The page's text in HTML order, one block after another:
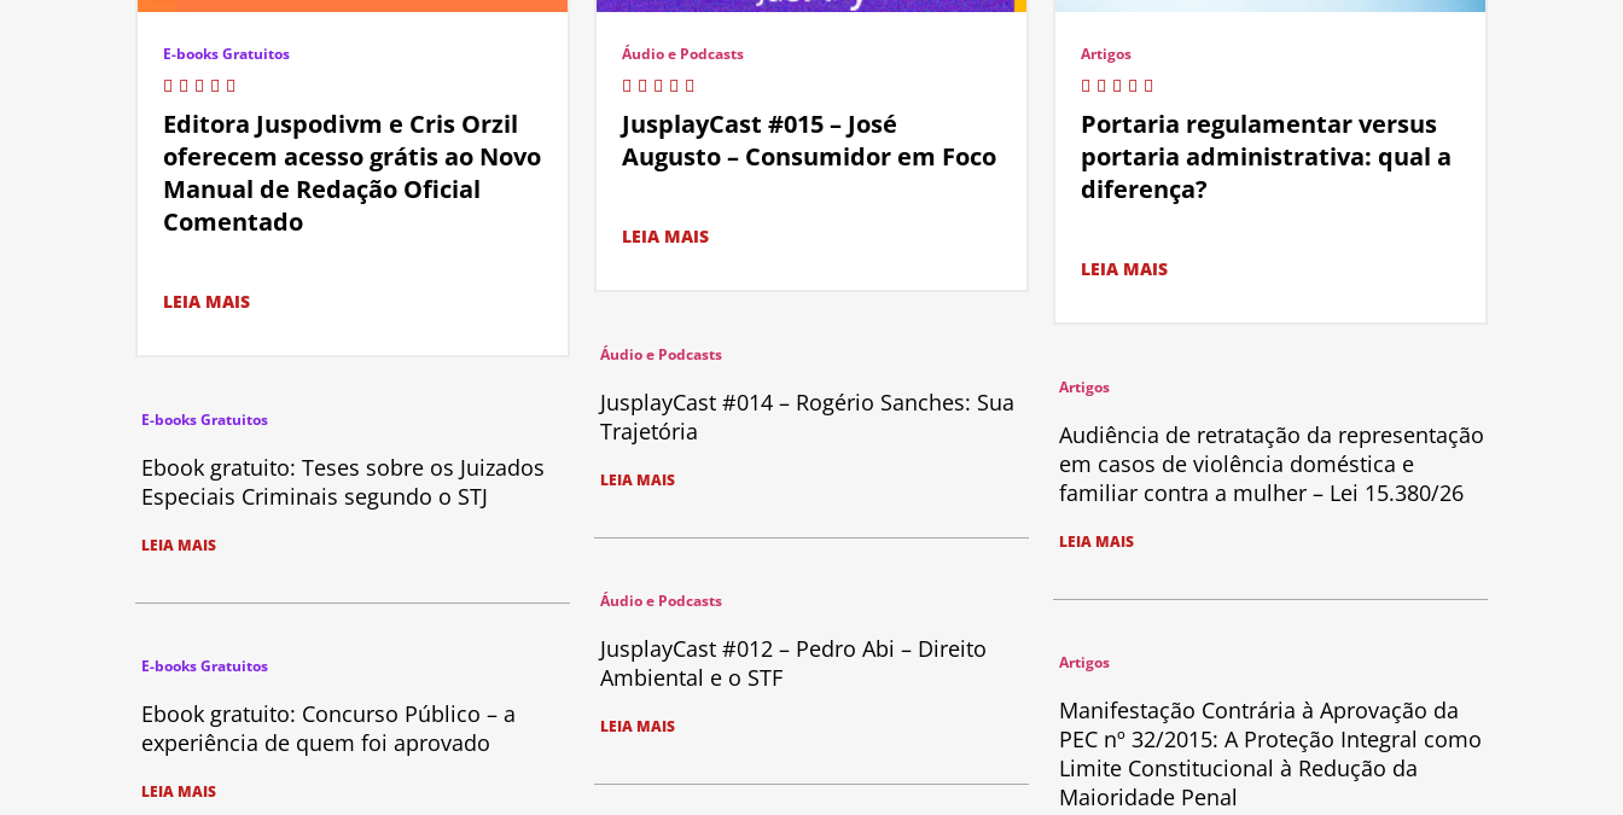
E-books Gratuitos
Editora Juspodivm e Cris Orzil
oferecem acesso grátis ao Novo
Manual de Redação Oficial
Comentado
LEIA MAIS
E-books Gratuitos
Ebook gratuito: Teses sobre os Juizados
Especiais Criminais segundo o STJ
LEIA MAIS
E-books Gratuitos
Ebook gratuito: Concurso Público – a
experiência de quem foi aprovado
LEIA MAIS
Áudio e Podcasts
JusplayCast #015 – José
Augusto – Consumidor em Foco
LEIA MAIS
Áudio e Podcasts
JusplayCast #014 – Rogério Sanches: Sua
Trajetória
LEIA MAIS
Áudio e Podcasts
JusplayCast #012 – Pedro Abi – Direito
Ambiental e o STF
LEIA MAIS
Artigos
Portaria regulamentar versus
portaria administrativa: qual a
diferença?
LEIA MAIS
Artigos
Audiência de retratação da representação
em casos de violência doméstica e
familiar contra a mulher – Lei 15.380/26
LEIA MAIS
Artigos
Manifestação Contrária à Aprovação da
PEC nº 32/2015: A Proteção Integral como
Limite Constitucional à Redução da
Maioridade Penal